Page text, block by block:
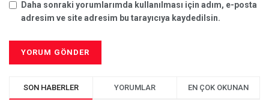
Daha sonraki yorumlarımda kullanılması için adım, e-posta
adresim ve site adresim bu tarayıcıya kaydedilsin.
SON HABERLER YORUMLAR EN ÇOK OKUNAN